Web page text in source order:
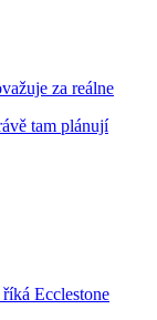
za reálne
tam plánují
Ecclestone